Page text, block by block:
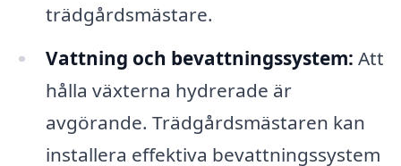
trädgårdsmästare.
Vattning och bevattningssystem: Att
hålla växterna hydrerade är
avgörande. Trädgårdsmästaren kan
installera effektiva bevattningssystem